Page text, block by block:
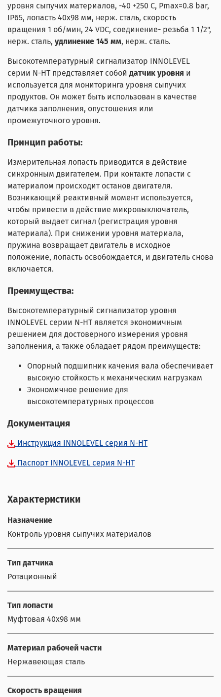
уровня сыпучих материалов, -40 +250 С, Рmax=0.8 bar,
IP65, лопасть 40х98 мм, нерж. сталь, скорость
вращения 1 об/мин, 24 VDC, соединение- резьба 1 1/2",
нерж. сталь, удлинение 145 мм, нерж. сталь.
Высокотемпературный сигнализатор INNOLEVEL
серии N-HT представляет собой датчик уровня и
используется для мониторинга уровня сыпучих
продуктов. Он может быть использован в качестве
датчика заполнения, опустошения или
промежуточного уровня.
Принцип работы:
Измерительная лопасть приводится в действие
синхронным двигателем. При контакте лопасти с
материалом происходит останов двигателя.
Возникающий реактивный момент используется,
чтобы привести в действие микровыключатель,
который выдает сигнал (регистрация уровня
материала). При снижении уровня материала,
пружина возвращает двигатель в исходное
положение, лопасть освобождается, и двигатель снова
включается.
Преимущества:
Высокотемпературный сигнализатор уровня
INNOLEVEL серии N-HT является экономичным
решением для достоверного измерения уровня
заполнения, а также обладает рядом преимуществ:
Опорный подшипник качения вала обеспечивает
высокую стойкость к механическим нагрузкам
Экономичное решение для
высокотемпературных процессов
Документация
Инструкция INNOLEVEL серия N-HT
Паспорт INNOLEVEL серия N-HT
Характеристики
Назначение
Контроль уровня сыпучих материалов
Тип датчика
Ротационный
Тип лопасти
Муфтовая 40x98 мм
Материал рабочей части
Нержавеющая сталь
Скорость вращения